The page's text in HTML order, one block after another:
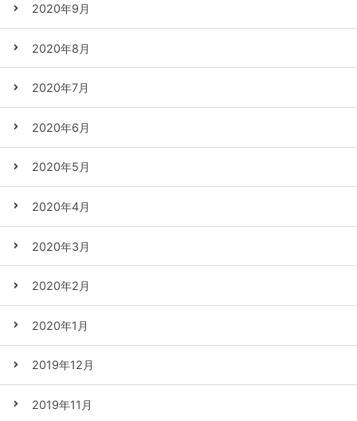
2020年9月
2020年8月
2020年7月
2020年6月
2020年5月
2020年4月
2020年3月
2020年2月
2020年1月
2019年12月
2019年11月